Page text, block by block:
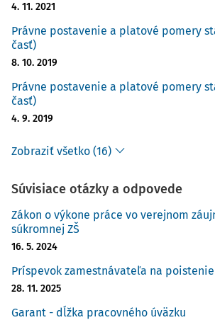
4. 11. 2021
Právne postavenie a platové pomery
časť)
8. 10. 2019
Právne postavenie a platové pomery
časť)
4. 9. 2019
Zobraziť všetko (16)
Súvisiace otázky a odpovede
Zákon o výkone práce vo verejnom
súkromnej ZŠ
16. 5. 2024
Príspevok zamestnávateľa na
28. 11. 2025
Garant - dĺžka pracovného úväzku